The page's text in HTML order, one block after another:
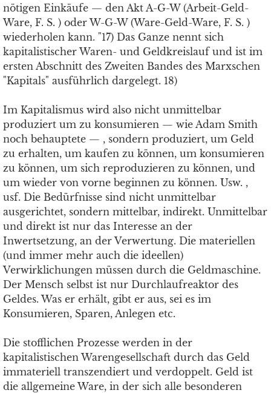
nötigen Einkäufe — den Akt A-G-W (Arbeit-Geld-
Ware, F. S. ) oder W-G-W (Ware-Geld-Ware, F. S. )
wiederholen kann. "17) Das Ganze nennt sich
kapitalistischer Waren- und Geldkreislauf und ist im
ersten Abschnitt des Zweiten Bandes des Marxschen
"Kapitals" ausführlich dargelegt. 18)
Im Kapitalismus wird also nicht unmittelbar
produziert um zu konsumieren — wie Adam Smith
noch behauptete — , sondern produziert, um Geld
zu erhalten, um kaufen zu können, um konsumieren
zu können, um sich reproduzieren zu können, und
um wieder von vorne beginnen zu können. Usw. ,
usf. Die Bedürfnisse sind nicht unmittelbar
ausgerichtet, sondern mittelbar, indirekt. Unmittelbar
und direkt ist nur das Interesse an der
Inwertsetzung, an der Verwertung. Die materiellen
(und immer mehr auch die ideellen)
Verwirklichungen müssen durch die Geldmaschine.
Der Mensch selbst ist nur Durchlaufreaktor des
Geldes. Was er erhält, gibt er aus, sei es im
Konsumieren, Sparen, Anlegen etc.
Die stofflichen Prozesse werden in der
kapitalistischen Warengesellschaft durch das Geld
immateriell transzendiert und verdoppelt. Geld ist
die allgemeine Ware, in der sich alle besonderen